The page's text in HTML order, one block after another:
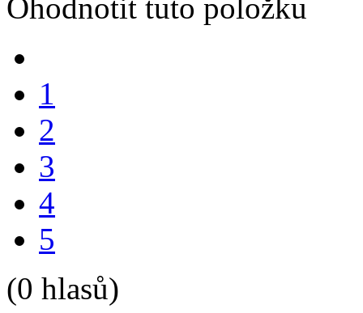
Ohodnotit tuto položku
1
2
3
4
5
(0 hlasů)